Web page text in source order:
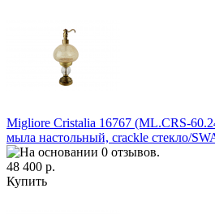
Migliore Cristalia 16767 (ML.CRS-
мыла настольный, crackle стекло/
48 400 р.
Купить